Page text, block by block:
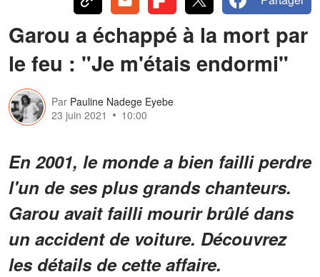
Garou a échappé à la mort par
le feu : "Je m'étais endormi"
Par Pauline Nadege Eyebe
23 juin 2021
10:00
En 2001, le monde a bien failli perdre
l'un de ses plus grands chanteurs.
Garou avait failli mourir brûlé dans
un accident de voiture. Découvrez
les détails de cette affaire.